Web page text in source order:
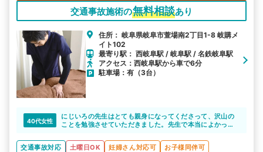
交通事故施術の無料相談あり
住所： 岐阜県岐阜市萱場南2丁目1-8 岐購メ
イト102
最寄り駅： 西岐阜駅 / 岐阜駅 / 名鉄岐阜駅
アクセス：西岐阜駅から車で6分
駐車場：有（3台）
40代女性
にじいろの先生はとても親身になってくださって、沢山の
ことを勉強させていただきました。先生で本当によかった
任せしたいと思っております。
交通事故対応 土曜日OK 妊婦さん対応可
お子様同伴可